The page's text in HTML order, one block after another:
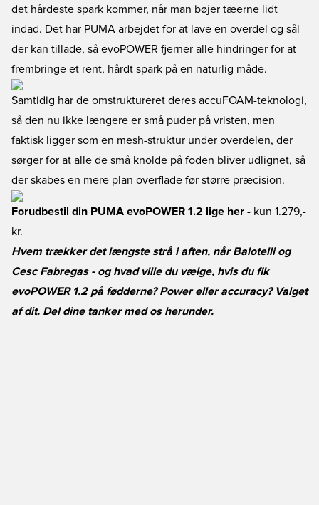
det hårdeste spark kommer, når man bøjer tæerne lidt
indad. Det har PUMA arbejdet for at lave en overdel og sål
der kan tillade, så evoPOWER fjerner alle hindringer for at
frembringe et rent, hårdt spark på en naturlig måde.
Samtidig har de omstruktureret deres accuFOAM-teknologi,
så den nu ikke længere er små puder på vristen, men
faktisk ligger som en mesh-struktur under overdelen, der
sørger for at alle de små knolde på foden bliver udlignet, så
der skabes en mere plan overflade før større præcision.
Forudbestil din PUMA evoPOWER 1.2 lige her - kun 1.279,-
kr.
Hvem trækker det længste strå i aften, når Balotelli og
Cesc Fabregas - og hvad ville du vælge, hvis du fik
evoPOWER 1.2 på fødderne? Power eller accuracy? Valget
af dit. Del dine tanker med os herunder.